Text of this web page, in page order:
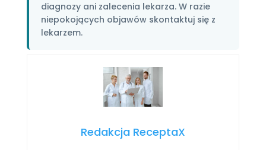
diagnozy ani zalecenia lekarza. W razie
niepokojących objawów skontaktuj się z
lekarzem.
Redakcja ReceptaX